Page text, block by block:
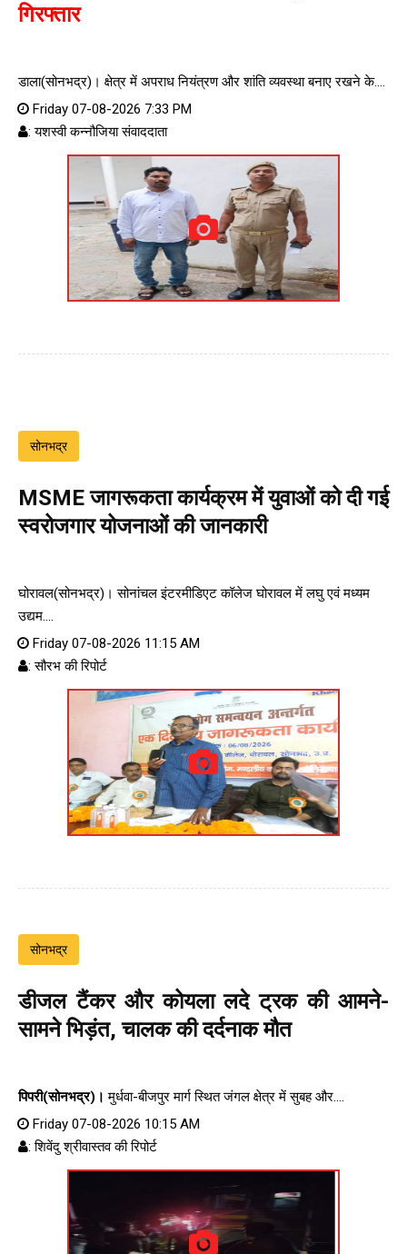
गिरफ्तार
डाला(सोनभद्र)। क्षेत्र में अपराध नियंत्रण और शांति व्यवस्था बनाए रखने के....
Friday 07-08-2026 7:33 PM
: यशस्वी कन्नौजिया संवाददाता
सोनभद्र
MSME जागरूकता कार्यक्रम में युवाओं को दी गई
स्वरोजगार योजनाओं की जानकारी
घोरावल(सोनभद्र)। सोनांचल इंटरमीडिएट कॉलेज घोरावल में लघु एवं मध्यम
उद्यम....
Friday 07-08-2026 11:15 AM
: सौरभ की रिपोर्ट
सोनभद्र
डीजल टैंकर और कोयला लदे ट्रक की आमने-
सामने भिड़ंत, चालक की दर्दनाक मौत
पिपरी(सोनभद्र)। मुर्धवा-बीजपुर मार्ग स्थित जंगल क्षेत्र में सुबह और....
Friday 07-08-2026 10:15 AM
: शिवेंदु श्रीवास्तव की रिपोर्ट